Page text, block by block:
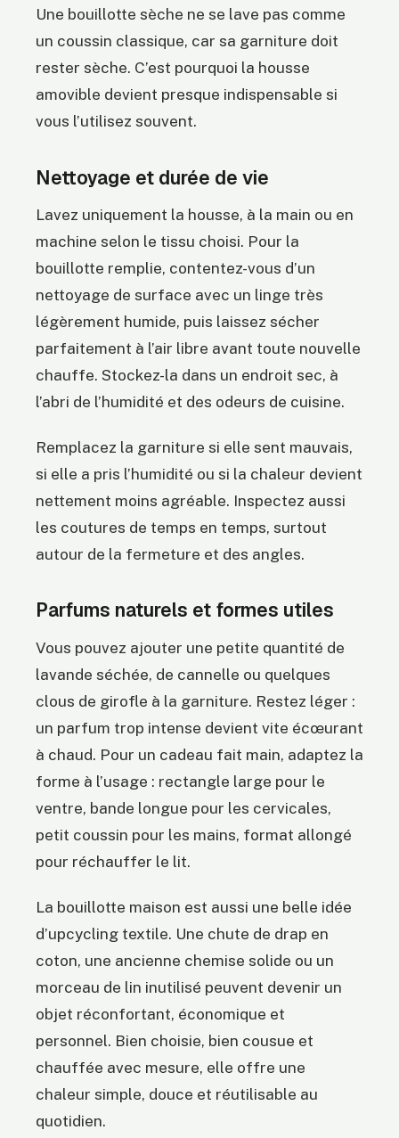
Une bouillotte sèche ne se lave pas comme
un coussin classique, car sa garniture doit
rester sèche. C’est pourquoi la housse
amovible devient presque indispensable si
vous l’utilisez souvent.
Nettoyage et durée de vie
Lavez uniquement la housse, à la main ou en
machine selon le tissu choisi. Pour la
bouillotte remplie, contentez-vous d’un
nettoyage de surface avec un linge très
légèrement humide, puis laissez sécher
parfaitement à l’air libre avant toute nouvelle
chauffe. Stockez-la dans un endroit sec, à
l’abri de l’humidité et des odeurs de cuisine.
Remplacez la garniture si elle sent mauvais,
si elle a pris l’humidité ou si la chaleur devient
nettement moins agréable. Inspectez aussi
les coutures de temps en temps, surtout
autour de la fermeture et des angles.
Parfums naturels et formes utiles
Vous pouvez ajouter une petite quantité de
lavande séchée, de cannelle ou quelques
clous de girofle à la garniture. Restez léger :
un parfum trop intense devient vite écœurant
à chaud. Pour un cadeau fait main, adaptez la
forme à l’usage : rectangle large pour le
ventre, bande longue pour les cervicales,
petit coussin pour les mains, format allongé
pour réchauffer le lit.
La bouillotte maison est aussi une belle idée
d’upcycling textile. Une chute de drap en
coton, une ancienne chemise solide ou un
morceau de lin inutilisé peuvent devenir un
objet réconfortant, économique et
personnel. Bien choisie, bien cousue et
chauffée avec mesure, elle offre une
chaleur simple, douce et réutilisable au
quotidien.